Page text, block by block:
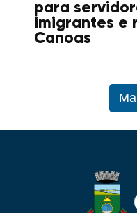
para
imigrantes e
Canoas